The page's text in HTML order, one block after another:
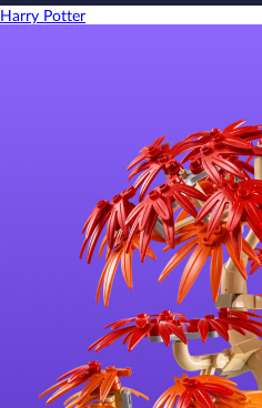
Harry Potter